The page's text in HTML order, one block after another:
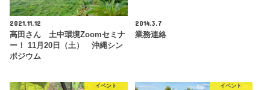
2021.11.12
高田さん 土中環境Zoomセミナ
ー！ 11月20日（土） 沖縄シン
ポジウム
2014.3.7
業務連絡
イベント イベント